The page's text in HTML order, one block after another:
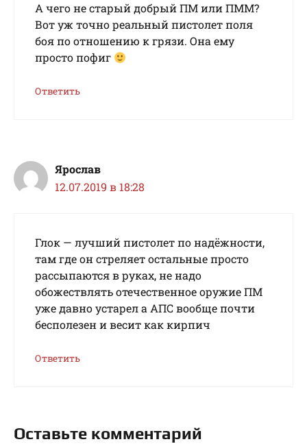
А чего не старый добрый ПМ или ПММ?
Вот уж точно реальный пистолет поля
боя по отношению к грязи. Она ему
просто пофиг
Ответить
Ярослав
12.07.2019 в 18:28
Глок — лучший пистолет по надёжности,
там где он стреляет остальные просто
рассыпаются в руках, не надо
обожествлять отечественное оружие ПМ
уже давно устарел а АПС вообще почти
бесполезен и весит как кирпич
Ответить
Оставьте комментарий